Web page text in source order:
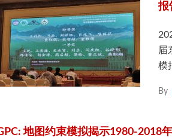
报
届
模
By
地图约束模拟揭示1980-2018